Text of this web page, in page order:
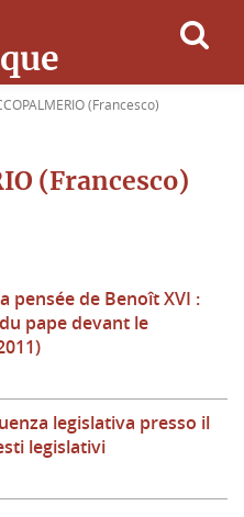
(Francesco)
(Francesco)
pensée de Benoît XVI :
pape devant le
legislativa presso il
legislativi